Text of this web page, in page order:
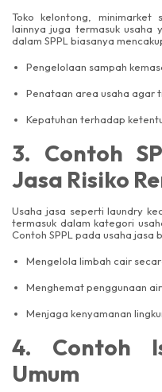
Toko kelontong,
lainnya juga termasuk usaha
dalam SPPL biasanya
Pengelolaan sampah
Penataan area usaha agar
Kepatuhan terhadap
3. Contoh
Jasa Risiko
Usaha jasa seperti laundry
termasuk dalam kategori
Contoh SPPL pada usaha jasa
Mengelola limbah cair
Menghemat penggunaan
Menjaga kenyamanan
4. Contoh
Umum